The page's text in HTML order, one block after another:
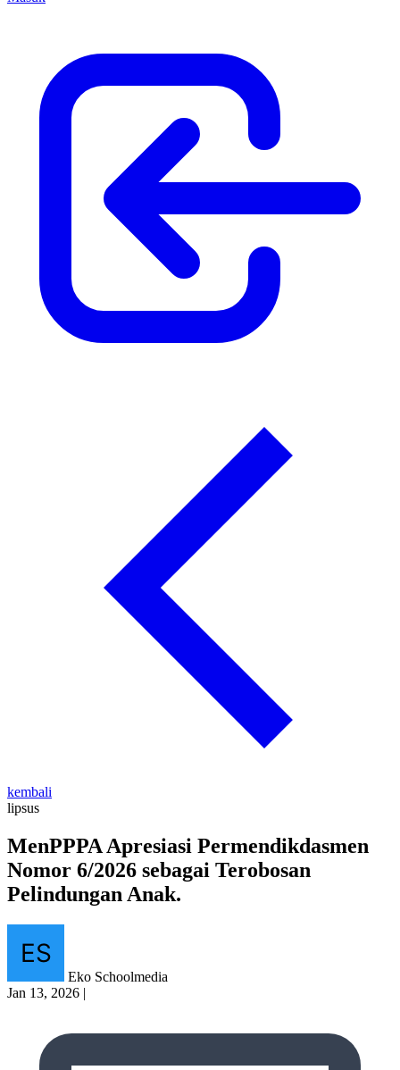
kembali
lipsus
MenPPPA Apresiasi Permendikdasmen
Nomor 6/2026 sebagai Terobosan
Pelindungan Anak.
Eko Schoolmedia
Jan 13, 2026 |